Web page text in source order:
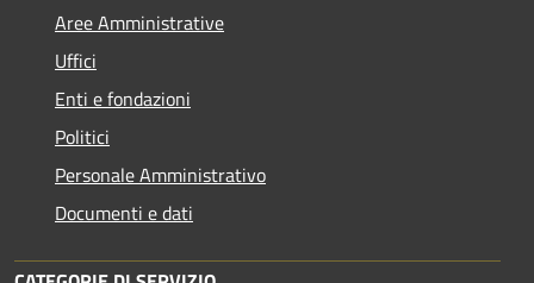
Aree Amministrative
Uffici
Enti e fondazioni
Politici
Personale Amministrativo
Documenti e dati